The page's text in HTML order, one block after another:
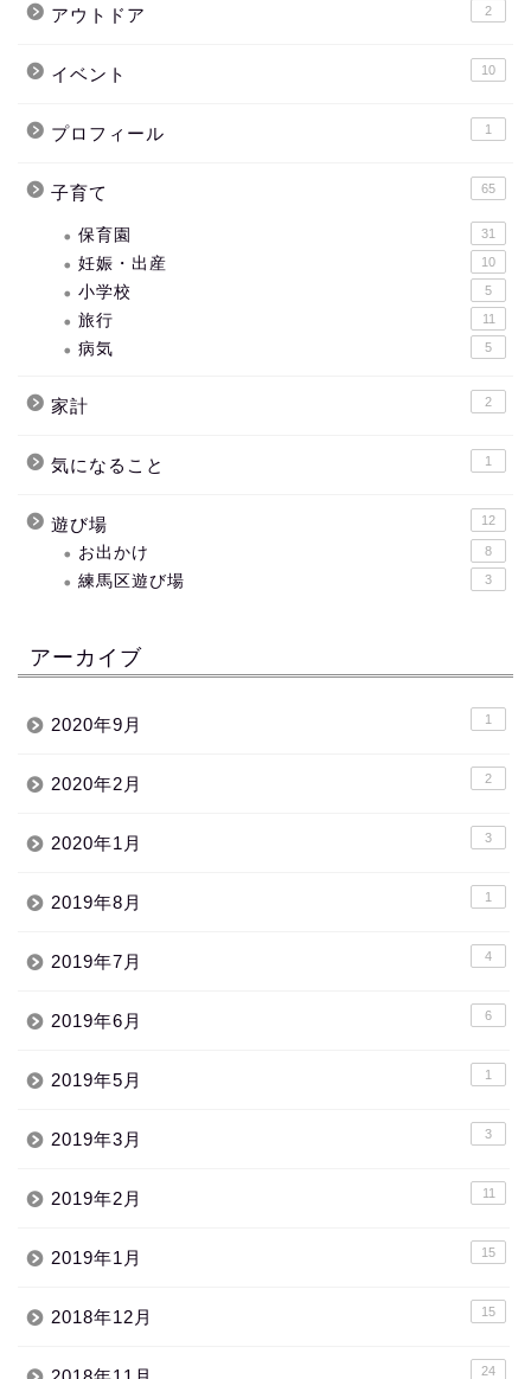
アウトドア 2
イベント 10
プロフィール 1
子育て 65
保育園 31
妊娠・出産 10
小学校 5
旅行 11
病気 5
家計 2
気になること 1
遊び場 12
お出かけ 8
練馬区遊び場 3
アーカイブ
2020年9月 1
2020年2月 2
2020年1月 3
2019年8月 1
2019年7月 4
2019年6月 6
2019年5月 1
2019年3月 3
2019年2月 11
2019年1月 15
2018年12月 15
24